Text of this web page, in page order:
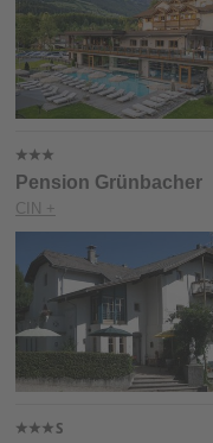
Pension Grünbacher
CIN +